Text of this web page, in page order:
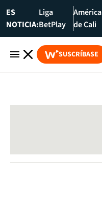
ES
NOTICIA:
Liga
BetPlay
América
de Cali
SUSCRÍBASE